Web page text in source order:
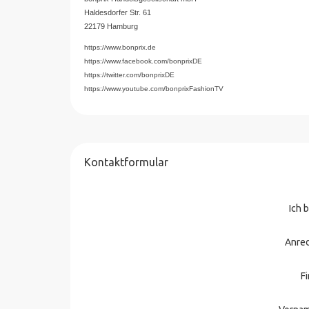
Haldesdorfer Str. 61
22179 Hamburg
https://www.bonprix.de
https://www.facebook.com/bonprixDE
https://twitter.com/bonprixDE
https://www.youtube.com/bonprixFashionTV
Kontaktformular
Ich